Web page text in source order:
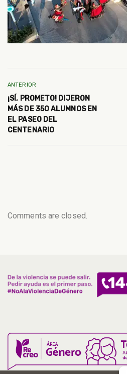
ANTERIOR
¡SÍ, PROMETO! DIJERON
MÁS DE 350 ALUMNOS EN
EL PASEO DEL
CENTENARIO
Comments are closed.